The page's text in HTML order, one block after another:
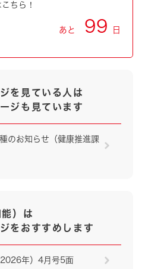
ちら！
あと 99 日
を見ている人は
ジも見ています
のお知らせ（健康推進課
）は
をおすすめします
年）4月号5面